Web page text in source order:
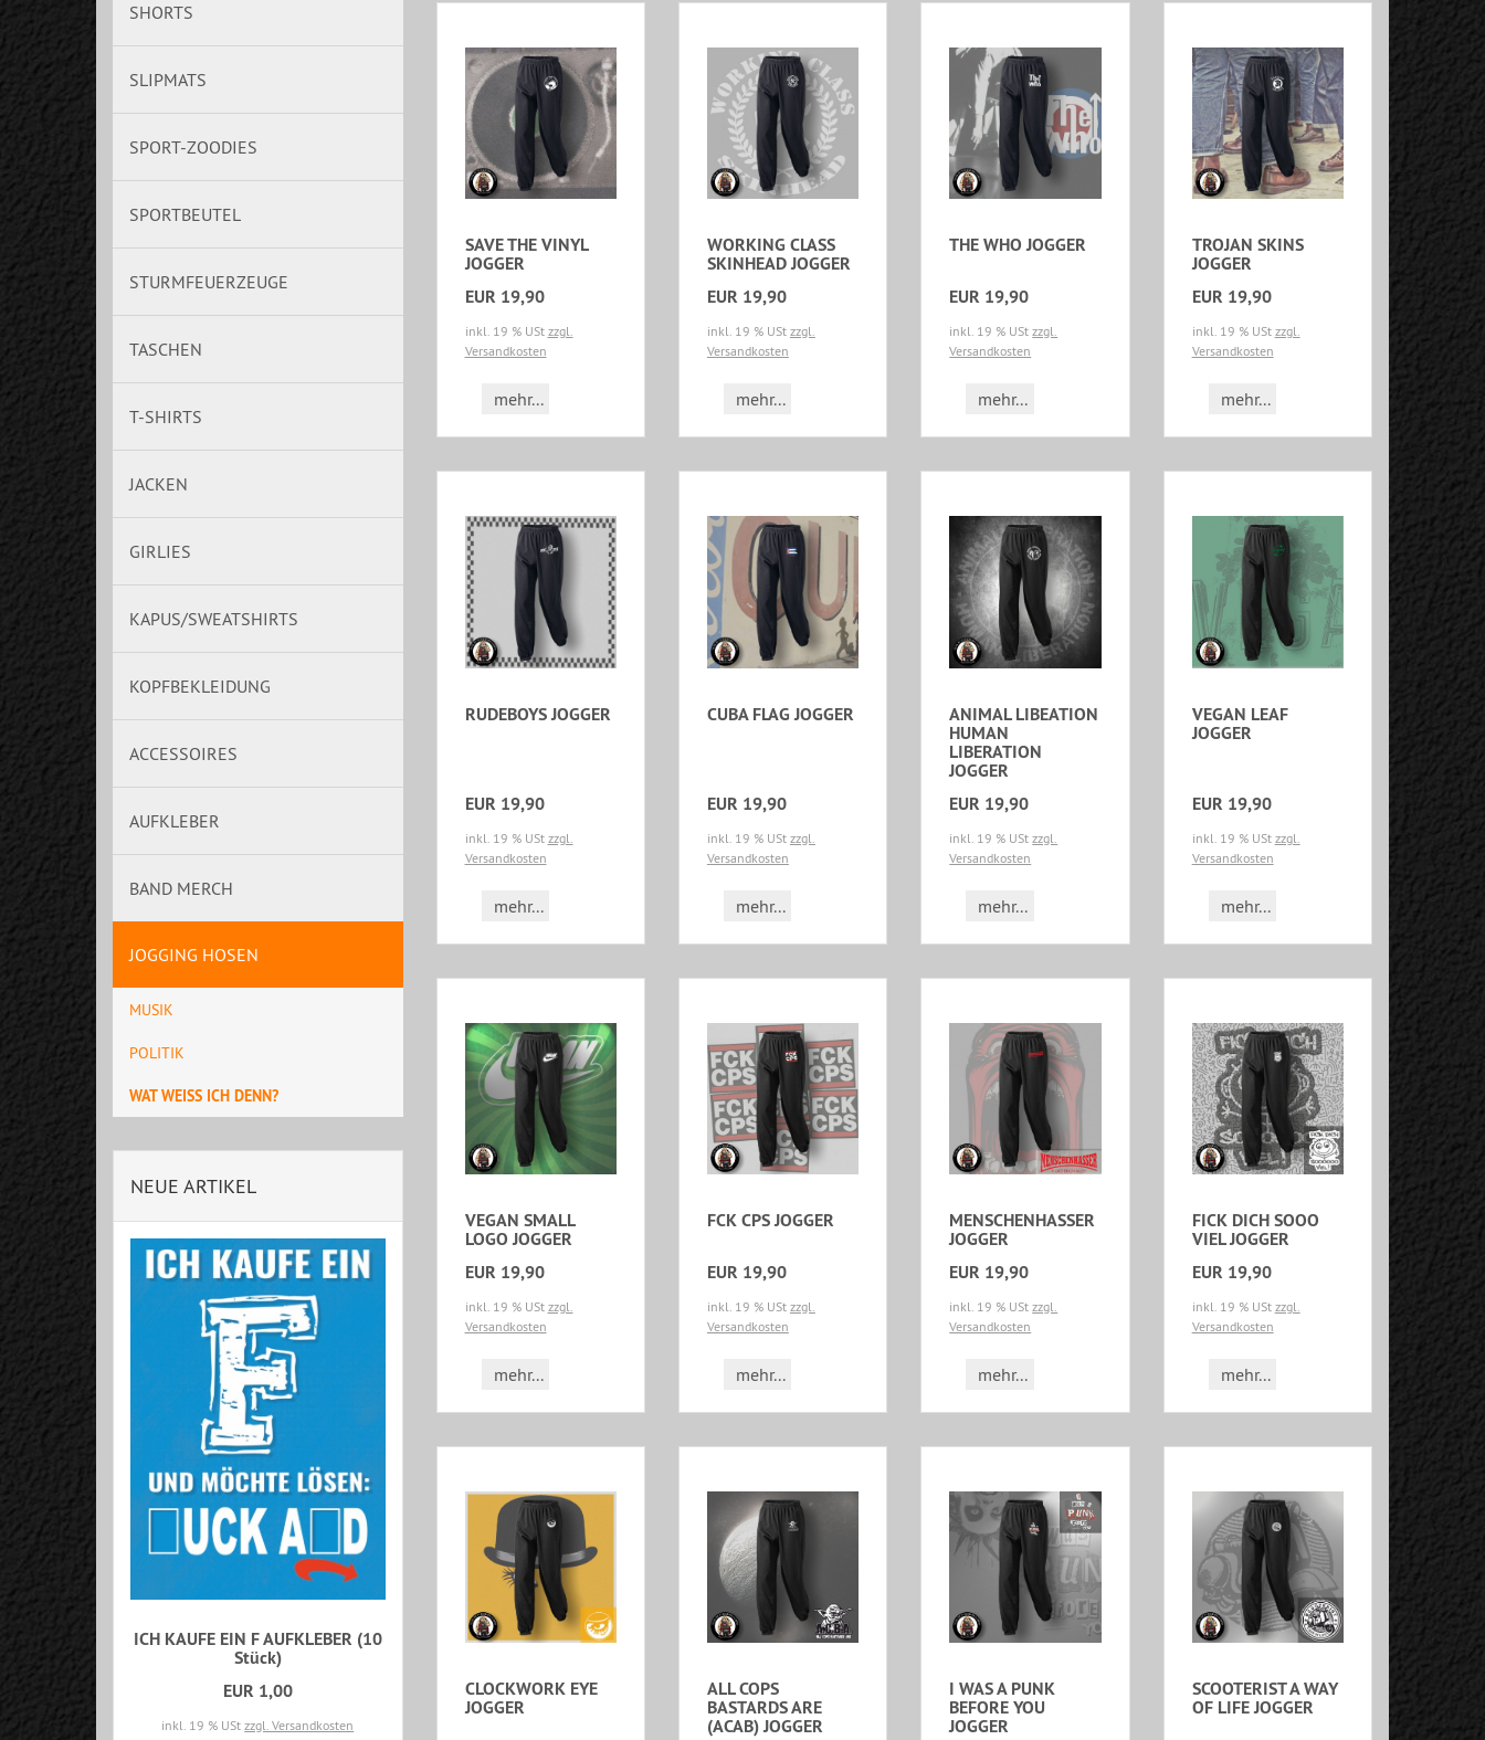
SAVE THE VINYL
JOGGER
EUR 19,90
inkl. 19 % USt zzgl.
Versandkosten
mehr...
WORKING CLASS
SKINHEAD JOGGER
EUR 19,90
inkl. 19 % USt zzgl.
Versandkosten
mehr...
THE WHO JOGGER
EUR 19,90
inkl. 19 % UStzzgl.
Versandkosten
mehr...
TROJAN SKINS
JOGGER
EUR 19,90
inkl. 19 % USt zzgl.
Versandkosten
mehr...
RUDEBOYS JOGGER
EUR 19,90
inkl. 19 % USt zzgl.
Versandkosten
mehr...
CUBA FLAG JOGGER
EUR 19,90
inkl. 19 % USt zzgl.
Versandkosten
mehr...
ANIMAL LIBEATION
HUMAN
LIBERATION
JOGGER
EUR 19,90
inkl. 19 % UStzzgl.
Versandkosten
mehr...
VEGAN LEAF
JOGGER
EUR 19,90
inkl. 19 % USt zzgl.
Versandkosten
mehr...
VEGAN SMALL
LOGO JOGGER
EUR 19,90
inkl. 19 % USt zzgl.
Versandkosten
mehr...
FCK CPS JOGGER
EUR 19,90
inkl. 19 % USt zzgl.
Versandkosten
mehr...
MENSCHENHASSER
JOGGER
EUR 19,90
inkl. 19 % UStzzgl.
Versandkosten
mehr...
FICK DICH SOOO
VIEL JOGGER
EUR 19,90
inkl. 19 % USt zzgl.
Versandkosten
mehr...
CLOCKWORK EYE
JOGGER
ALL COPS
BASTARDS ARE
(ACAB) JOGGER
I WAS A PUNK
BEFORE YOU
JOGGER
SCOOTERIST A WAY
OF LIFE JOGGER
SHORTS
SLIPMATS
SPORT-ZOODIES
SPORTBEUTEL
STURMFEUERZEUGE
TASCHEN
T-SHIRTS
JACKEN
GIRLIES
KAPUS/SWEATSHIRTS
KOPFBEKLEIDUNG
ACCESSOIRES
AUFKLEBER
BAND MERCH
JOGGING HOSEN
MUSIK
POLITIK
WAT WEISS ICH DENN?
NEUE ARTIKEL
ICH KAUFE EIN F AUFKLEBER (10
Stück)
EUR 1,00
inkl. 19 % UStzzgl. Versandkosten